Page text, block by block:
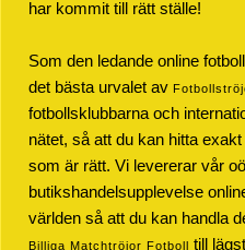
har kommit till rätt ställe!
Som den ledande online
det bästa urvalet av
fotbollsklubbarna och
nätet, så att du kan hitta
som är rätt. Vi levererar vår
butikshandelsupplevelse
världen så att du kan handla
Billiga Matchtröjor Fotboll till